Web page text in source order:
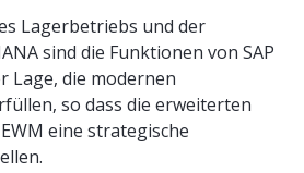
Lagerbetriebs und der
sind die Funktionen von SAP
Lage, die modernen
so dass die erweiterten
eine strategische